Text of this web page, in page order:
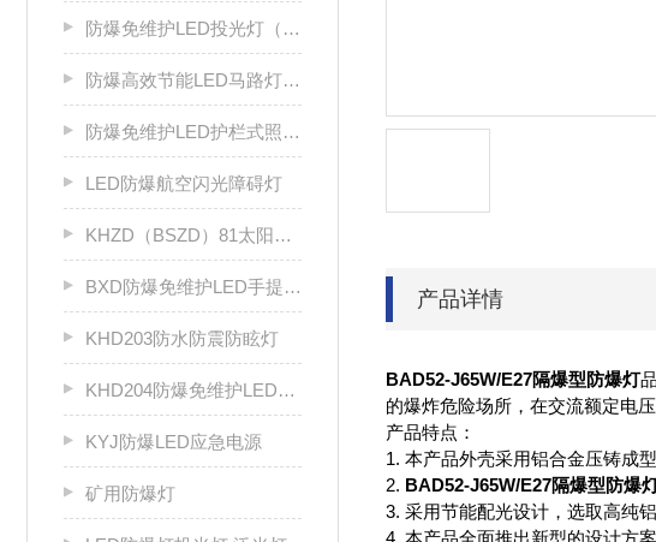
防爆免维护LED投光灯（IIC）
防爆高效节能LED马路灯（IIC）
防爆免维护LED护栏式照明灯（IIC）
LED防爆航空闪光障碍灯
KHZD（BSZD）81太阳能防爆航空闪光障碍灯
BXD防爆免维护LED手提灯 检修灯
KHD203防水防震防眩灯
KHD204防爆免维护LED固态灯
KYJ防爆LED应急电源
矿用防爆灯
产品详情
BAD52-J65W/E27隔爆型防爆灯
的爆炸危险场所，在交流额定电
产品特点：
1. 本产品外壳采用铝合金压铸成
2. BAD52-J65W/E27隔爆型防爆
3. 采用节能配光设计，选取高纯
4. 本产品全面推出新型的设计方